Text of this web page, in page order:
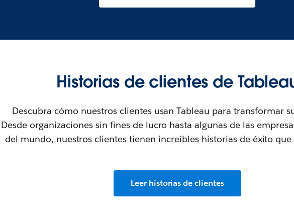
Historias de clientes de
Descubra cómo nuestros clientes usan Tableau para transformar
Desde organizaciones sin fines de lucro hasta algunas de las
del mundo, nuestros clientes tienen increíbles historias de éxito
Leer historias de clientes